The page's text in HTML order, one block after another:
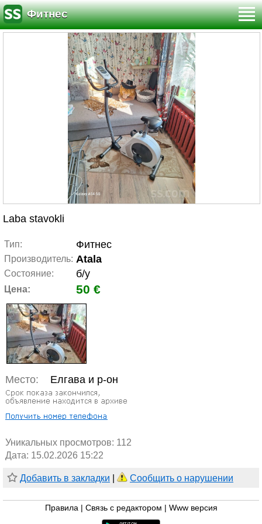
Фитнес
Laba stavokli
Тип: Фитнес
Производитель: Atala
Состояние: б/у
Цена: 50 €
Место: Елгава и р-он
Уникальных просмотров: 112
Дата: 15.02.2026 15:22
Добавить в закладки Сообщить о нарушении
Правила Связь с редактором Www версия